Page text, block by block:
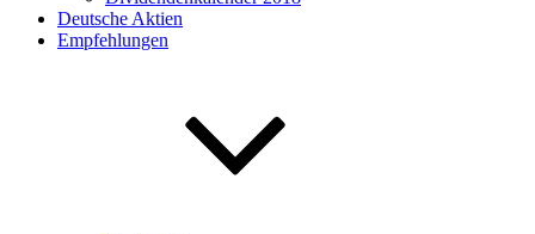
Deutsche Aktien
Empfehlungen